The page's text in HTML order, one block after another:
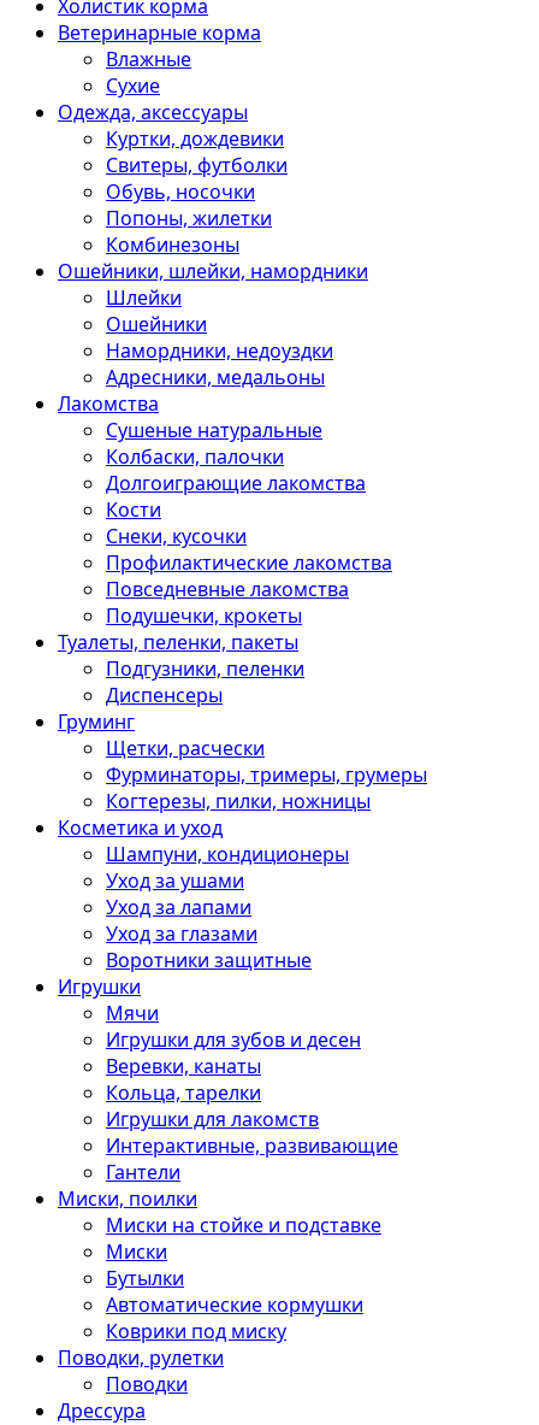
Холистик корма
Ветеринарные корма
Влажные
Сухие
Одежда, аксессуары
Куртки, дождевики
Свитеры, футболки
Обувь, носочки
Попоны, жилетки
Комбинезоны
Ошейники, шлейки, намордники
Шлейки
Ошейники
Намордники, недоуздки
Адресники, медальоны
Лакомства
Сушеные натуральные
Колбаски, палочки
Долгоиграющие лакомства
Кости
Снеки, кусочки
Профилактические лакомства
Повседневные лакомства
Подушечки, крокеты
Туалеты, пеленки, пакеты
Подгузники, пеленки
Диспенсеры
Груминг
Щетки, расчески
Фурминаторы, тримеры, грумеры
Когтерезы, пилки, ножницы
Косметика и уход
Шампуни, кондиционеры
Уход за ушами
Уход за лапами
Уход за глазами
Воротники защитные
Игрушки
Мячи
Игрушки для зубов и десен
Веревки, канаты
Кольца, тарелки
Игрушки для лакомств
Интерактивные, развивающие
Гантели
Миски, поилки
Миски на стойке и подставке
Миски
Бутылки
Автоматические кормушки
Коврики под миску
Поводки, рулетки
Поводки
Дрессура